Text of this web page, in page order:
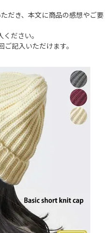
だき、本文に商品の感想やご要
ださい。
記入いただけます。